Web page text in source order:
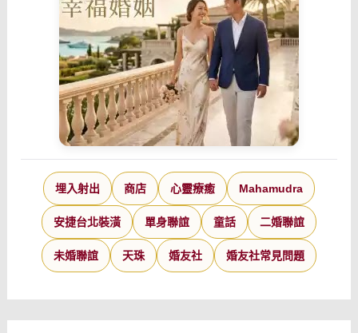
埋入射出 商店 心靈療癒 Mahamudra
安捷台北裝潢 單身聯誼 童話 二婚聯誼
未婚聯誼 天珠 婚友社 婚友社常見問題